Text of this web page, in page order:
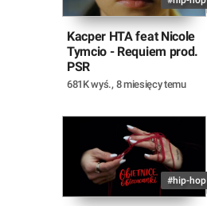
Kacper HTA feat Nicole
Tymcio - Requiem prod.
PSR
681K wyś., 8 miesięcy temu
#hip-hop